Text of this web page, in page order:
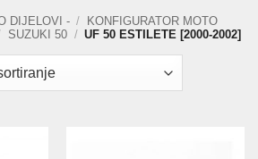
DIJELOVI - /
KONFIGURATOR MOTO
SUZUKI 50 / UF 50 ESTILETE [2000-2002]